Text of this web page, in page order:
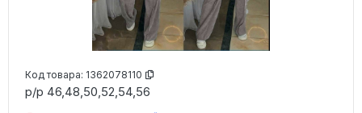
Код товара: 1362078110
р/р 46,48,50,52,54,56